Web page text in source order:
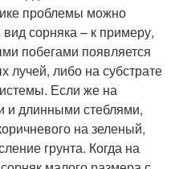
проблемы можно
сорняка – к примеру,
побегами появляется
лучей, либо на субстрате
Если же на
и длинными стеблями,
на зеленый,
грунта. Когда на